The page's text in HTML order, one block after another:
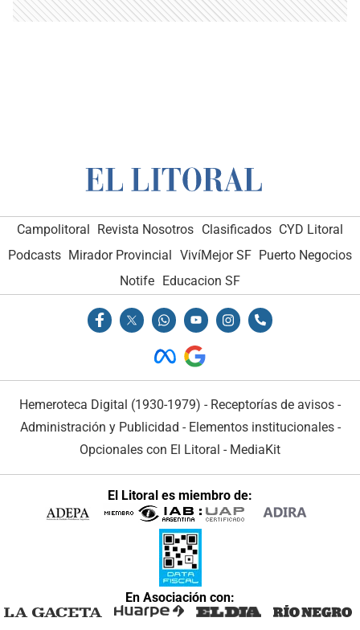
Campolitoral Revista Nosotros Clasificados CYD Litoral
Podcasts Mirador Provincial VivíMejor SF Puerto Negocios
Notife Educacion SF
Hemeroteca Digital (1930-1979) - Receptorías de avisos -
Administración y Publicidad - Elementos institucionales-
Opcionales con El Litoral - MediaKit
El Litoral es miembro de:
En Asociación con: